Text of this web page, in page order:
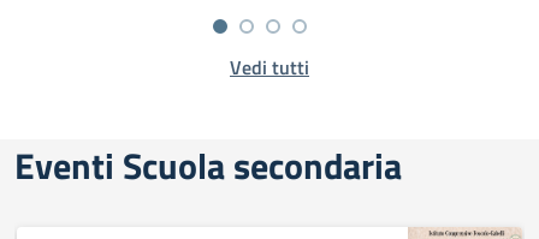
Vedi tutti
Eventi Scuola secondaria